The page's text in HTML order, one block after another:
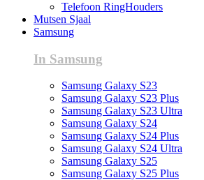
Telefoon RingHouders
Mutsen Sjaal
Samsung
In Samsung
Samsung Galaxy S23
Samsung Galaxy S23 Plus
Samsung Galaxy S23 Ultra
Samsung Galaxy S24
Samsung Galaxy S24 Plus
Samsung Galaxy S24 Ultra
Samsung Galaxy S25
Samsung Galaxy S25 Plus